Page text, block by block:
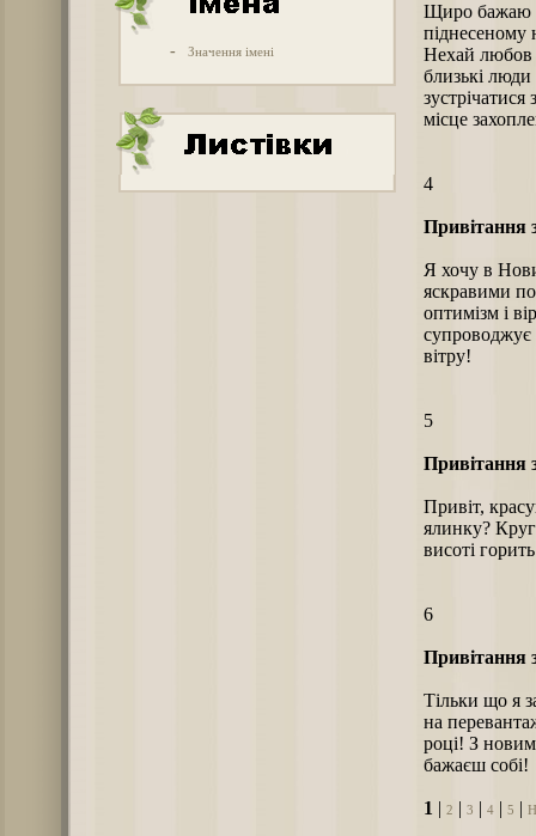
- Значення імені
Щиро бажаю
піднесеному
Нехай любов
близькі люди
місце
4
Привітання
Я хочу в
яскравими
оптимізм і
супроводжує
вітру!
5
Привітання
Привіт,
ялинку?
висоті
6
Привітання
Тільки що я
на
році! З
бажаєш собі!
1 2 3 4 5